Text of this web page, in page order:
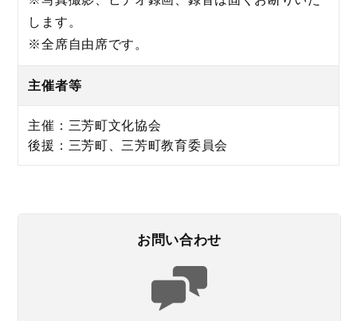
します。
※全席自由席です。
主催者等
主催：三芳町文化協会
後援：三芳町、三芳町教育委員会
お問い合わせ